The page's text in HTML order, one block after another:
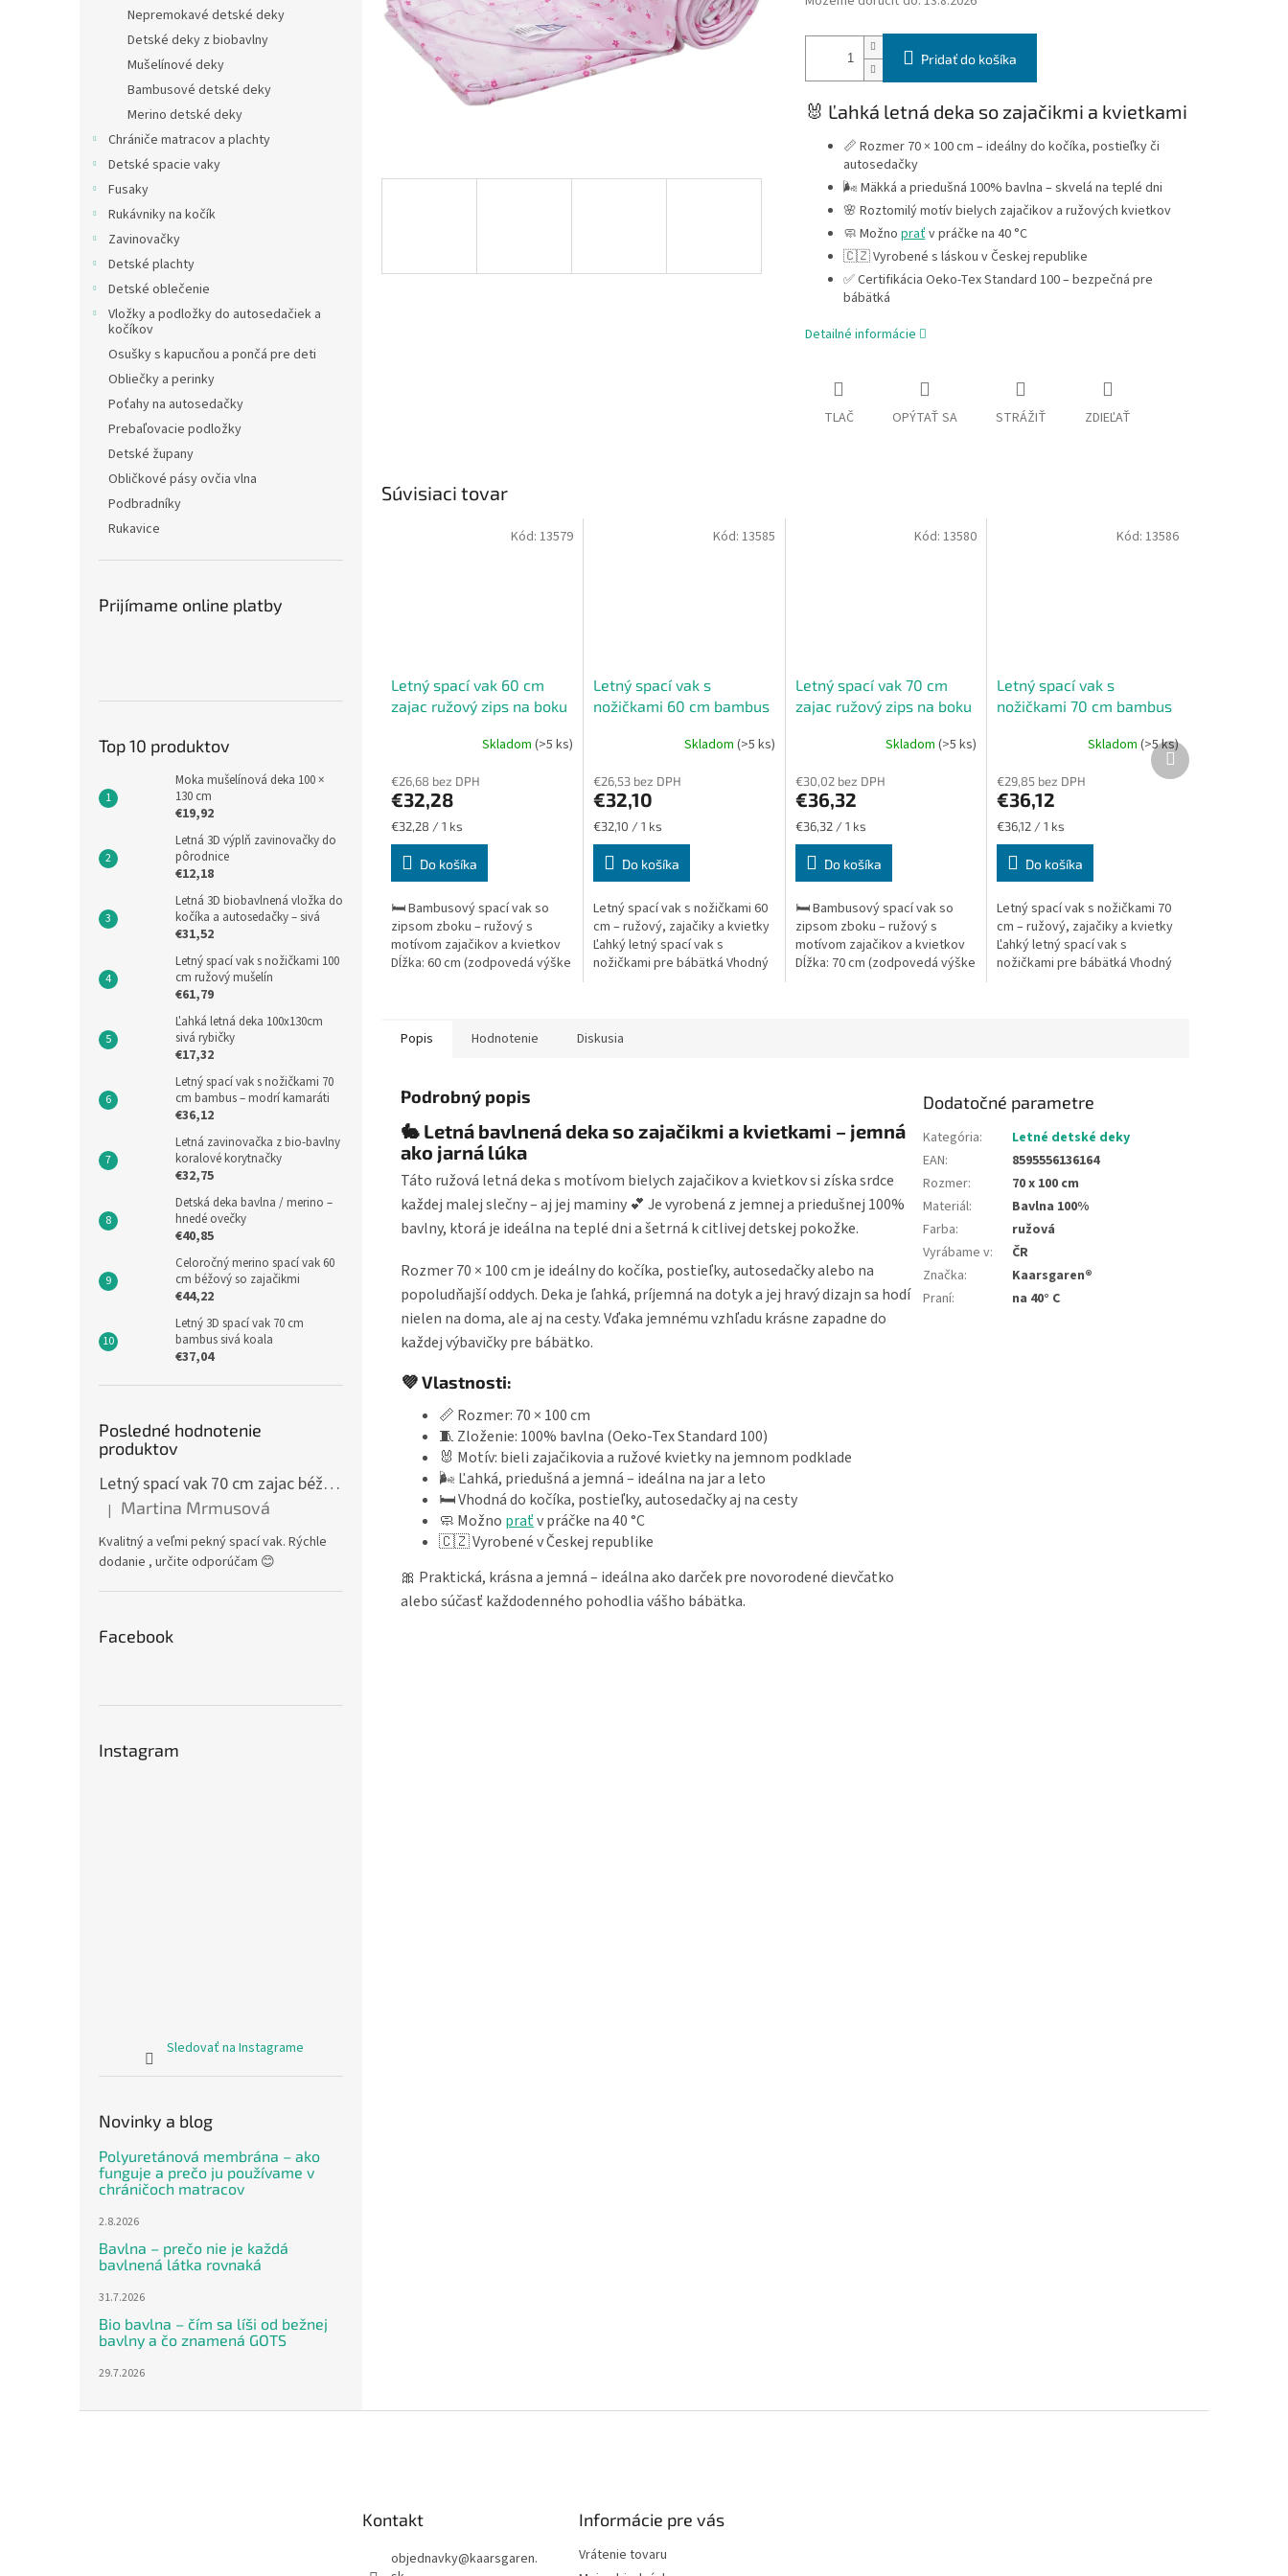
Nepremokavé detské deky
Detské deky z biobavlny
Mušelínové deky
Bambusové detské deky
Merino detské deky
Chrániče matracov a plachty
Detské spacie vaky
Fusaky
Rukávniky na kočík
Zavinovačky
Detské plachty
Detské oblečenie
Vložky a podložky do autosedačiek a
kočíkov
Osušky s kapucňou a pončá pre deti
Obliečky a perinky
Poťahy na autosedačky
Prebaľovacie podložky
Detské župany
Obličkové pásy ovčia vlna
Podbradníky
Rukavice
Prijímame online platby
Top 10 produktov
Moka mušelínová deka 100 ×
130 cm
€19,92
Letná 3D výplň zavinovačky do
pôrodnice
€12,18
Letná 3D biobavlnená vložka do
kočíka a autosedačky – sivá
€31,52
Letný spací vak s nožičkami 100
cm ružový mušelín
€61,79
Ľahká letná deka 100x130cm
sivá rybičky
€17,32
Letný spací vak s nožičkami 70
cm bambus – modrí kamaráti
€36,12
Letná zavinovačka z bio-bavlny
koralové korytnačky
€32,75
Detská deka bavlna / merino –
hnedé ovečky
€40,85
Celoročný merino spací vak 60
cm béžový so zajačikmi
€44,22
Letný 3D spací vak 70 cm
bambus sivá koala
€37,04
Posledné hodnotenie
produktov
Letný spací vak 70 cm zajac béžový zips na boku
Hodnotenie produktu je 5 z 5 hviezdičiek.
| Martina Mrmusová
Kvalitný a veľmi pekný spací vak. Rýchle
dodanie , určite odporúčam 😊
Facebook
Instagram
Sledovať na Instagrame
Novinky a blog
Polyuretánová membrána – ako
funguje a prečo ju používame v
chráničoch matracov
2.8.2026
Bavlna – prečo nie je každá
bavlnená látka rovnaká
31.7.2026
Bio bavlna – čím sa líši od bežnej
bavlny a čo znamená GOTS
29.7.2026
Pridať do košíka
🐰 Ľahká letná deka so zajačikmi a kvietkami
📏 Rozmer 70 × 100 cm – ideálny do kočíka, postieľky či
autosedačky
🌬️ Mäkká a priedušná 100% bavlna – skvelá na teplé dni
🌸 Roztomilý motív bielych zajačikov a ružových kvietkov
🧼 Možno praťv práčke na 40 °C
🇨🇿 Vyrobené s láskou v Českej republike
✅ Certifikácia Oeko-Tex Standard 100 – bezpečná pre
bábätká
Detailné informácie
TLAČ OPÝTAŤ SA STRÁŽIŤ ZDIEĽAŤ
Súvisiaci tovar
Letný spací vak 60 cm
zajac ružový zips na boku
Skladom (>5 ks)
€26,68 bez DPH
€32,28
Jednotková
cena:
€32,28 / 1 ks
Do košíka
🛏️ Bambusový spací vak so
zipsom zboku – ružový s
motívom zajačikov a kvietkov
Dĺžka: 60 cm (zodpovedá výške
Kód: 13579
Letný spací vak s
nožičkami 60 cm bambus
Skladom (>5 ks)
€26,53 bez DPH
€32,10
Jednotková
cena:
€32,10 / 1 ks
Do košíka
Letný spací vak s nožičkami 60
cm – ružový, zajačiky a kvietky
Ľahký letný spací vak s
nožičkami pre bábätká Vhodný
Kód: 13585
Letný spací vak 70 cm
zajac ružový zips na boku
Skladom(>5 ks)
€30,02 bez DPH
€36,32
Jednotková
cena:
€36,32 / 1 ks
Do košíka
🛏️ Bambusový spací vak so
zipsom zboku – ružový s
motívom zajačikov a kvietkov
Dĺžka: 70 cm (zodpovedá výške
Kód:13580
Letný spací vak s
nožičkami 70 cm bambus
Skladom (>5 ks)
€29,85 bez DPH
€36,12
Jednotková
cena:
€36,12 / 1 ks
Do košíka
Letný spací vak s nožičkami 70
cm – ružový, zajačiky a kvietky
Ľahký letný spací vak s
nožičkami pre bábätká Vhodný
Kód: 13586
Ďalší
produkt
Popis Hodnotenie Diskusia
Podrobný popis
🐇 Letná bavlnená deka so zajačikmi a kvietkami – jemná
ako jarná lúka
Táto ružová letná deka s motívom bielych zajačikov a kvietkov si získa srdce
každej malej slečny – aj jej maminy 💕 Je vyrobená z jemnej a priedušnej 100%
bavlny, ktorá je ideálna na teplé dni a šetrná k citlivej detskej pokožke.
Rozmer 70 × 100 cm je ideálny do kočíka, postieľky, autosedačky alebo na
popoludňajší oddych. Deka je ľahká, príjemná na dotyk a jej hravý dizajn sa hodí
nielen na doma, ale aj na cesty. Vďaka jemnému vzhľadu krásne zapadne do
každej výbavičky pre bábätko.
💜 Vlastnosti:
📏 Rozmer: 70 × 100 cm
🧵 Zloženie: 100% bavlna (Oeko-Tex Standard 100)
🐰 Motív: bieli zajačikovia a ružové kvietky na jemnom podklade
🌬️ Ľahká, priedušná a jemná – ideálna na jar a leto
🛏️ Vhodná do kočíka, postieľky, autosedačky aj na cesty
🧼 Možno praťv práčke na 40 °C
🇨🇿 Vyrobené v Českej republike
🎀 Praktická, krásna a jemná – ideálna ako darček pre novorodené dievčatko
alebo súčasť každodenného pohodlia vášho bábätka.
Dodatočné parametre
Kategória:
Letné detské deky
EAN:
8595556136164
Rozmer:
70 x 100 cm
Materiál:
Bavlna 100%
Farba:
ružová
Vyrábame v:
ČR
Značka:
Kaarsgaren®
Praní: na 40° C
Kontakt
objednavky@kaarsgaren.
Informácie pre vás
Vrátenie tovaru